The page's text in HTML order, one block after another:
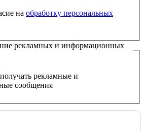
на обработку персональных
рекламных и информационных
рекламные и
сообщения